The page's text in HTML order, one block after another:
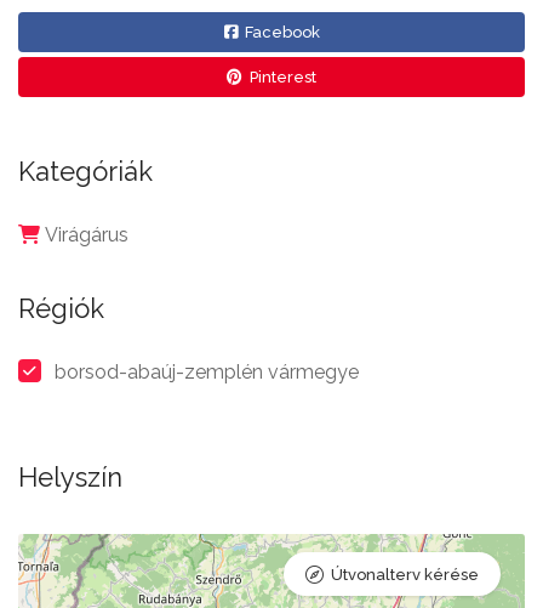
Facebook
Pinterest
Kategóriák
Virágárus
Régiók
borsod-abaúj-zemplén vármegye
Helyszín
Útvonalterv kérése